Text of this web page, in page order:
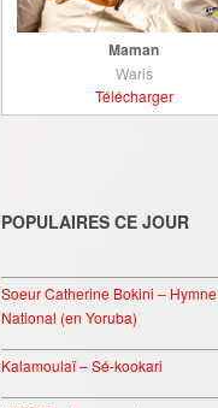
Maman
Waris
Télécharger
POPULAIRES CE JOUR
Soeur Catherine Bokini – Hymne
National (en Yoruba)
Kalamoulaï – Sé-kookari